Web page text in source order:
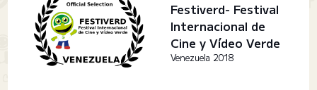
Festiverd- Festival
Internacional de
Cine y Vídeo Verde
Venezuela 2018